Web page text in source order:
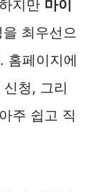
지만 마이
최우선으
홈페이지에
청, 그리
주 쉽고 직